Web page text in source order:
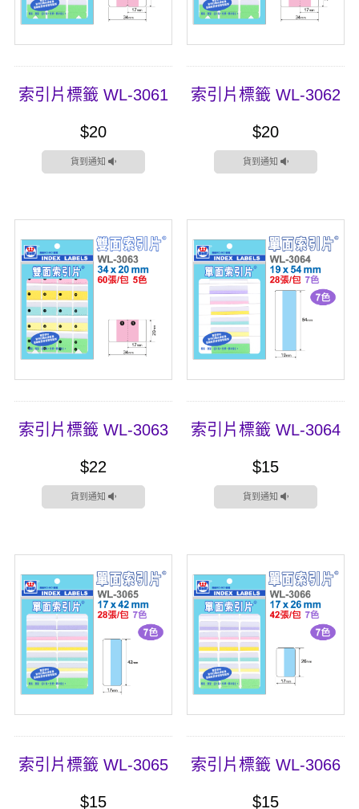
索引片標籤 WL-3061
$20
貨到通知
索引片標籤 WL-3062
$20
貨到通知
索引片標籤 WL-3063
$22
貨到通知
索引片標籤 WL-3064
$15
貨到通知
索引片標籤 WL-3065
$15
索引片標籤 WL-3066
$15